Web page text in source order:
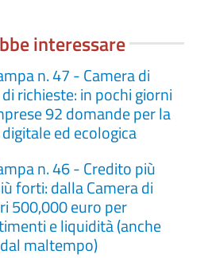
interessare
n. 47 - Camera di
richieste: in pochi giorni
92 domande per la
ed ecologica
n. 46 - Credito più
forti: dalla Camera di
500,000 euro per
e liquidità (anche
maltempo)